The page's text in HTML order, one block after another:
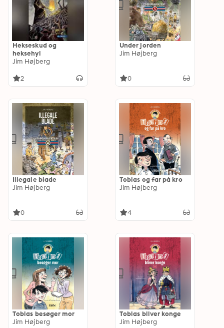
Hekseskud og
heksehyl
Jim Højberg
2
Under jorden
Jim Højberg
0
Illegale blade
Jim Højberg
0
Tobias og far på kro
Jim Højberg
4
Tobias besøger mor
Jim Højberg
Tobias bliver konge
Jim Højberg